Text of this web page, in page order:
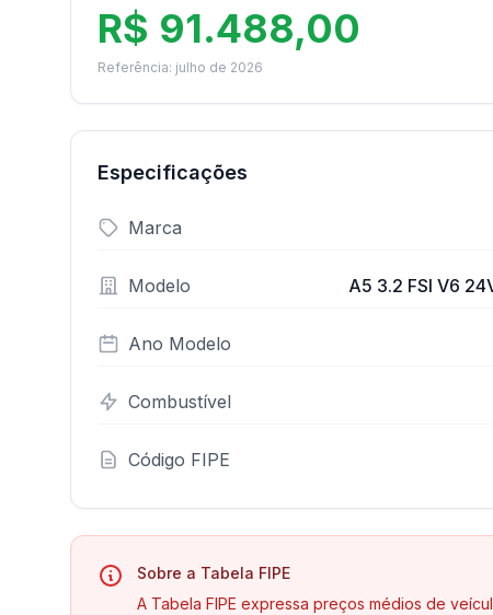
R$ 91.488,00
Referência: julho de 2026
Especificações
Marca
Modelo A5 3.2 FSI V6
Ano Modelo
Combustível
Código FIPE
Sobre a Tabela FIPE
A Tabela FIPE expressa preços médios de